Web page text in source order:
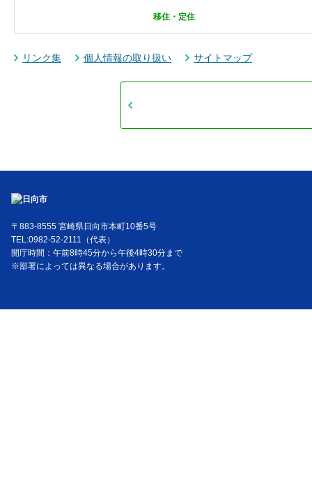
移住・定住
リンク集 個人情報の取り扱い サイトマップ
〒883-8555 宮崎県日向市本町10番5号
TEL:0982-52-2111（代表）
開庁時間：午前8時45分から午後4時30分まで
※部署によっては異なる場合があります。